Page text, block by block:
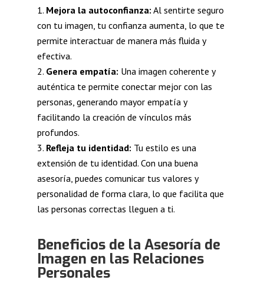
Mejora la autoconfianza: Al sentirte seguro
con tu imagen, tu confianza aumenta, lo que te
permite interactuar de manera más fluida y
efectiva.
Genera empatía: Una imagen coherente y
auténtica te permite conectar mejor con las
personas, generando mayor empatía y
facilitando la creación de vínculos más
profundos.
Refleja tu identidad: Tu estilo es una
extensión de tu identidad. Con una buena
asesoría, puedes comunicar tus valores y
personalidad de forma clara, lo que facilita que
las personas correctas lleguen a ti.
Beneficios de la Asesoría de
Imagen en las Relaciones
Personales